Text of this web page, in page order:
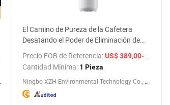
El Camino de Pureza de la Cafetera
Desatando el Poder de Eliminación de
Precio FOB de Referencia:US$ 389,00-399,00
Cantidad Mínima: 1 Pieza